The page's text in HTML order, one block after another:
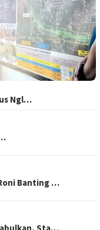
Ngl…
Banting …